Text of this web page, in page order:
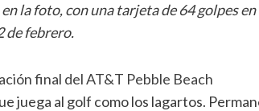
la foto, con una tarjeta de 64 golpes
de febrero.
final del AT&T Pebble Beach
juega al golf como los lagartos.